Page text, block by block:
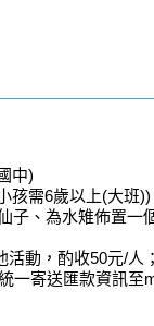
中)
孩需6歲以上(大班))
子、為水雉佈置一
動，酌收50元/人
一寄送匯款資訊至